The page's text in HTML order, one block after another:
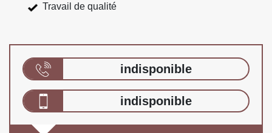
Travail de qualité
indisponible
indisponible